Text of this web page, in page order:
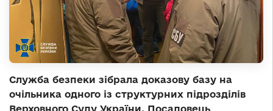
Служба безпеки зібрала доказову базу на
очільника одного із структурних підрозділів
Верховного Суду України. Посадовець